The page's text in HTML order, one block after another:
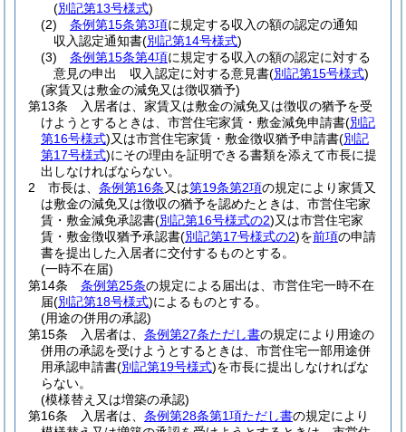
(別記第13号様式)
(2)
条例第15条第3項に規定する収入の額の認定の通知
収入認定通知書(別記第14号様式)
(3)
条例第15条第4項に規定する収入の額の認定に対する
意見の申出 収入認定に対する意見書(別記第15号様式)
(家賃又は敷金の減免又は徴収猶予)
第13条
入居者は、家賃又は敷金の減免又は徴収の猶予を受
けようとするときは、市営住宅家賃・敷金減免申請書(別記
第16号様式)又は市営住宅家賃・敷金徴収猶予申請書(別記
第17号様式)にその理由を証明できる書類を添えて市長に提
出しなければならない。
2
市長は、 条例第16条又は第19条第2項の規定により家賃又
は敷金の減免又は徴収の猶予を認めたときは、市営住宅家
賃・敷金減免承認書(別記第16号様式の2)又は市営住宅家
賃・敷金徴収猶予承認書(別記第17号様式の2)を前項の申請
書を提出した入居者に交付するものとする。
(一時不在届)
第14条
条例第25条の規定による届出は、市営住宅一時不在
届(別記第18号様式)によるものとする。
(用途の併用の承認)
第15条
入居者は、 条例第27条ただし書の規定により用途の
併用の承認を受けようとするときは、市営住宅一部用途併
用承認申請書(別記第19号様式)を市長に提出しなければな
らない。
(模様替え又は増築の承認)
第16条
入居者は、 条例第28条第1項ただし書の規定により